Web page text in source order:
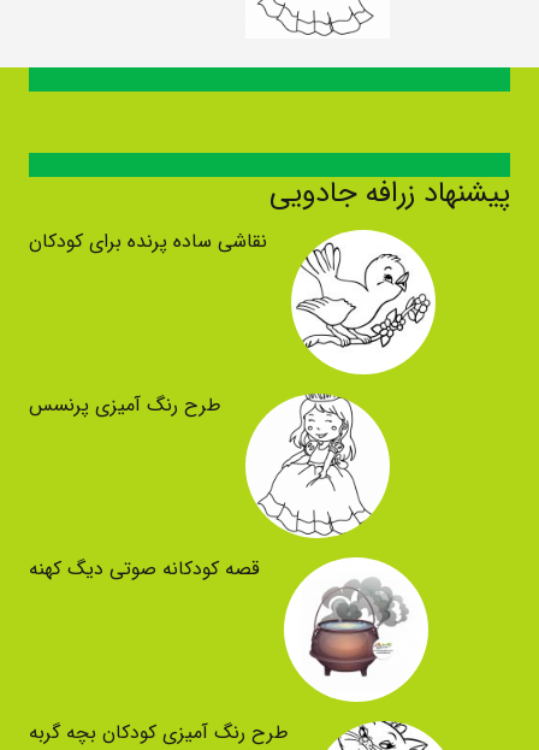
پیشنهاد زرافه جادویی
نقاشی ساده پرنده برای کودکان
طرح رنگ آمیزی پرنسس
قصه کودکانه صوتی دیگ کهنه
طرح رنگ آمیزی کودکان بچه گربه